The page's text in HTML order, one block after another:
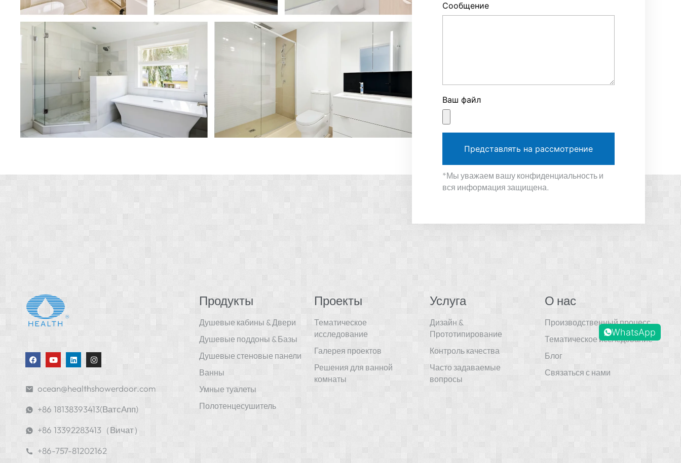
Сообщение
Ваш файл
Представлять на рассмотрение
*Мы уважаем вашу конфиденциальность и
вся информация защищена.
ocean@healthshowerdoor.com
+86 18138393413(ВатсАпп)
+86 13392283413（Вичат）
+86-757-81202162
Продукты
Душевые кабины & Двери
Душевые поддоны & Базы
Душевые стеновые панели
Ванны
Умные туалеты
Полотенцесушитель
Проекты
Тематическое
исследование
Галерея проектов
Решения для ванной
комнаты
Услуга
Дизайн &
Прототипирование
Контроль качества
Часто задаваемые
вопросы
О нас
Производственный процесс
Тематическое исследование
Блог
Связаться с нами
WhatsApp